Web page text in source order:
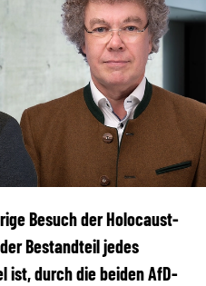
Besuch der Holocaust-
Bestandteil jedes
ist, durch die beiden AfD-